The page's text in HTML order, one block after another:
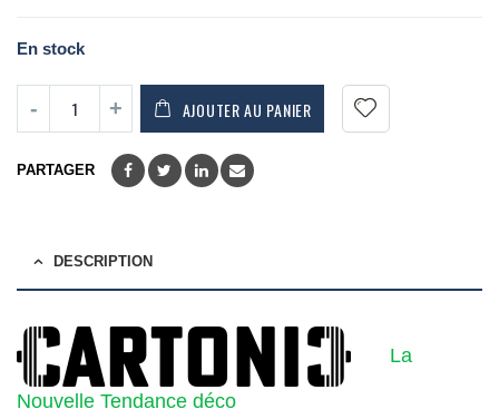
En stock
AJOUTER AU PANIER
PARTAGER
DESCRIPTION
La
Nouvelle Tendance déco